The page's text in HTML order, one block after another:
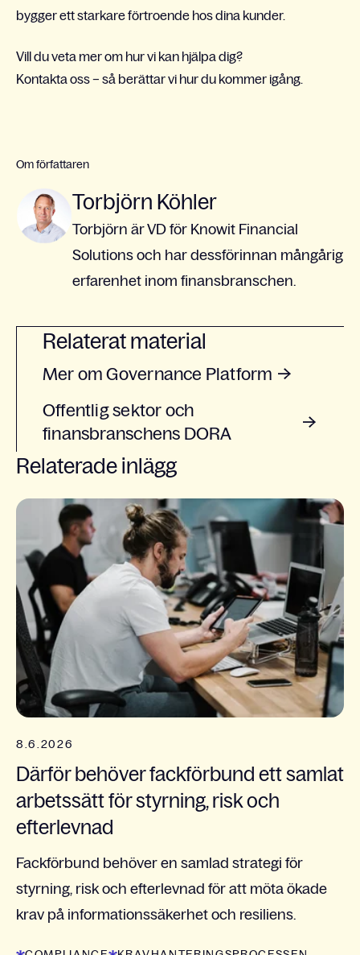
bygger ett starkare förtroende hos dina kunder.
Vill du veta mer om hur vi kan hjälpa dig?
Kontakta oss – så berättar vi hur du kommer igång.
Om författaren
Torbjörn Köhler
Torbjörn är VD för Knowit Financial
Solutions och har dessförinnan mångårig
erfarenhet inom finansbranschen.
Relaterat material
Mer om Governance Platform
Offentlig sektor och
finansbranschens DORA
Relaterade inlägg
8.6.2026
Därför behöver fackförbund ett samlat
arbetssätt för styrning, risk och
efterlevnad
Fackförbund behöver en samlad strategi för
styrning, risk och efterlevnad för att möta ökade
krav på informationssäkerhet och resiliens.